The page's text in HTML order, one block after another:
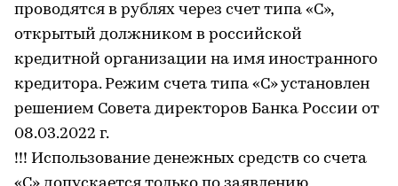
проводятся в рублях через счет типа «С»,
открытый должником в российской
кредитной организации на имя иностранного
кредитора. Режим счета типа «С» установлен
решением Совета директоров Банка России от
08.03.2022 г.
!!! Использование денежных средств со счета